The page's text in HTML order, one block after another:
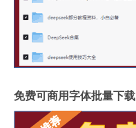
免费可商用字体批量下载